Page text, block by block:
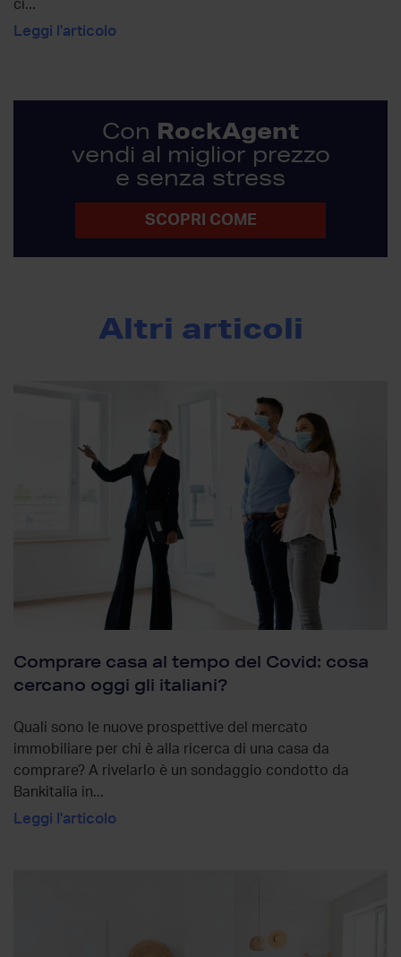
ci...
Leggi l'articolo
Con RockAgent
vendi al miglior prezzo
e senza stress
SCOPRI COME
Altri articoli
Comprare casa al tempo del Covid: cosa
cercano oggi gli italiani?
Quali sono le nuove prospettive del mercato
immobiliare per chi è alla ricerca di una casa da
comprare? A rivelarlo è un sondaggio condotto da
Bankitalia in...
Leggi l'articolo